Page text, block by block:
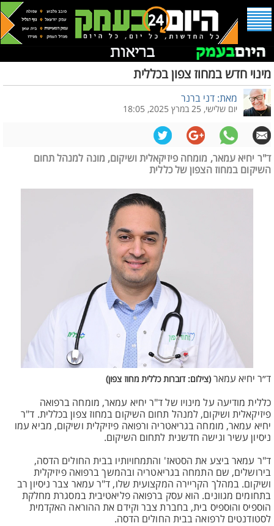
מינוי חדש במחוז צפון בכללית
מאת: דני ברנר
יום שלישי, 25 במרץ 2025, 18:05
ד"ר יחיא עמאר, מומחה פיזיקאלית ושיקום, מונה למנהל תחום
השיקום במחוז הצפון של כללית
ד״ר יחיא עמאר (צילום: דוברות כללית מחוז צפון)
כללית מודיעה על מינויו של ד"ר יחיא עמאר, מומחה ברפואה
פיזיקאלית ושיקום, למנהל תחום השיקום במחוז צפון בכללית. ד"ר
יחיא עמאר, מומחה בגריאטריה ורפואה פיזיקלית ושיקום, מביא עמו
ניסיון עשיר וגישה חדשנית לתחום השיקום.
ד"ר עמאר ביצע את הסטאז' והתמחויותיו בבית החולים הדסה,
בירושלים, שם התמחה בגריאטריה ובהמשך ברפואה פיזיקלית
ושיקום. במהלך הקריירה המקצועית שלו, ד"ר עמאר צבר ניסיון רב
בתחומים מגוונים. הוא עסק ברפואה פליאטיבית במסגרת מחלקת
הוספיס והוספיס בית, בחברת צבר וקידם את ההוראה האקדמית
לסטודנטים לרפואה בבית החולים הדסה.